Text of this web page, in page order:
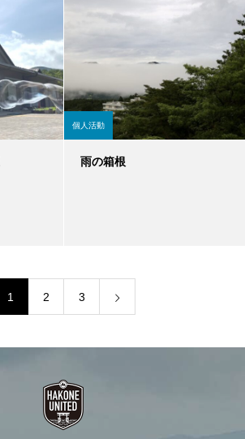
個人活動
雨の箱根
1 2 3